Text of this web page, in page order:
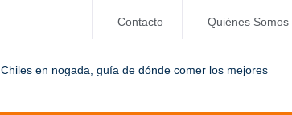
Contacto Quiénes Somos
Chiles en nogada, guía de dónde comer los mejores